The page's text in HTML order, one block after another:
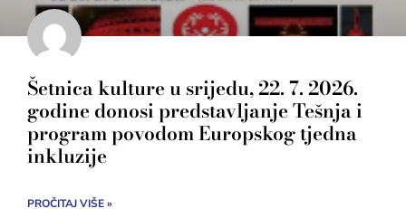
Šetnica kulture u srijedu, 22. 7. 2026.
godine donosi predstavljanje Tešnja i
program povodom Europskog tjedna
inkluzije
PROČITAJ VIŠE »